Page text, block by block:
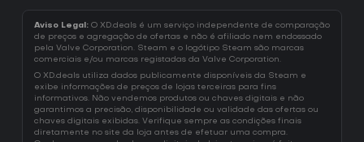
Aviso Legal: O XD.deals é um serviço independente de comparação
de preços e agregação de ofertas e não é afiliado nem endossado
pela Valve Corporation. Steam e o logótipo Steam são marcas
comerciais e/ou marcas registadas da Valve Corporation.
O XD.deals utiliza dados publicamente disponíveis da Steam e
exibe informações de preços de lojas terceiras para fins
informativos. Não vendemos produtos ou chaves digitais e não
garantimos a precisão, disponibilidade ou validade das ofertas ou
chaves digitais exibidas. Verifique sempre as condições finais
diretamente no site da loja antes de efetuar uma compra.